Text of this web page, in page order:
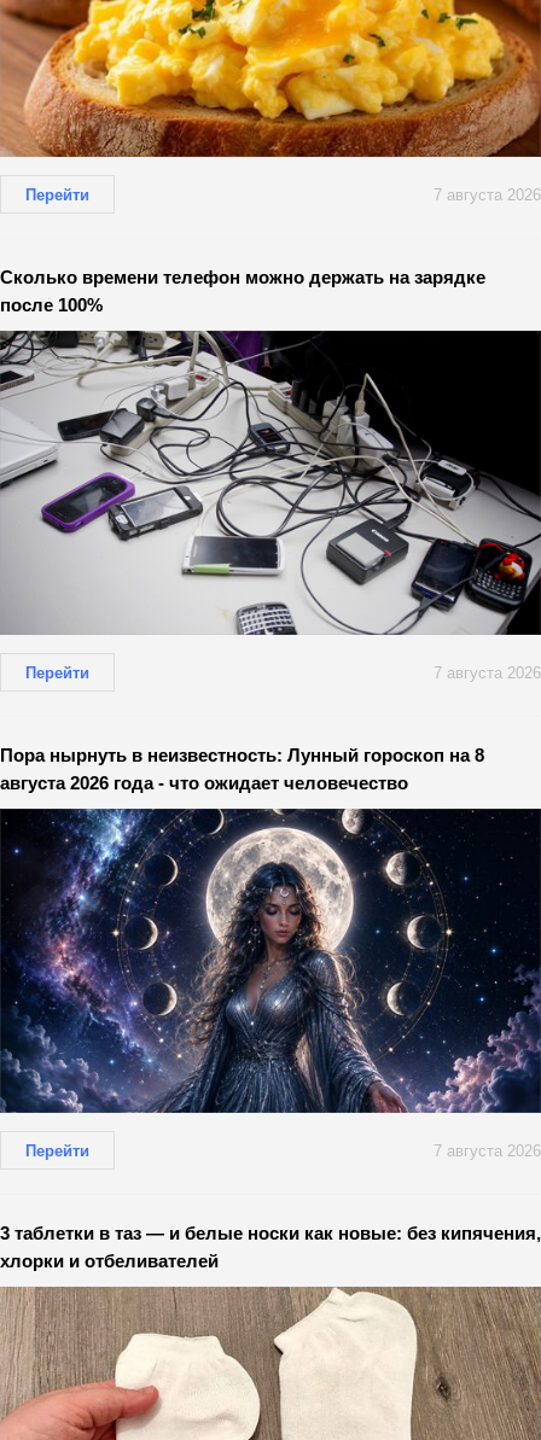
Перейти 7 августа 2026
Сколько времени телефон можно держать на зарядке
после 100%
Перейти 7 августа 2026
Пора нырнуть в неизвестность: Лунный гороскоп на 8
августа 2026 года - что ожидает человечество
Перейти 7 августа 2026
3 таблетки в таз — и белые носки как новые: без кипячения,
хлорки и отбеливателей